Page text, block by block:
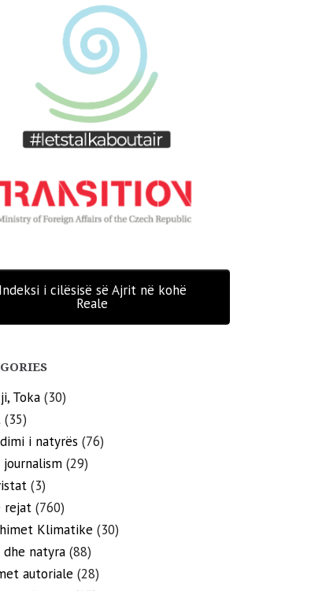
Indeksi i cilësisë së Ajrit në kohë
Reale
Toka (30)
(35)
i natyrës (76)
journalism (29)
(3)
rejat (760)
Klimatike (30)
dhe natyra (88)
autoriale (28)